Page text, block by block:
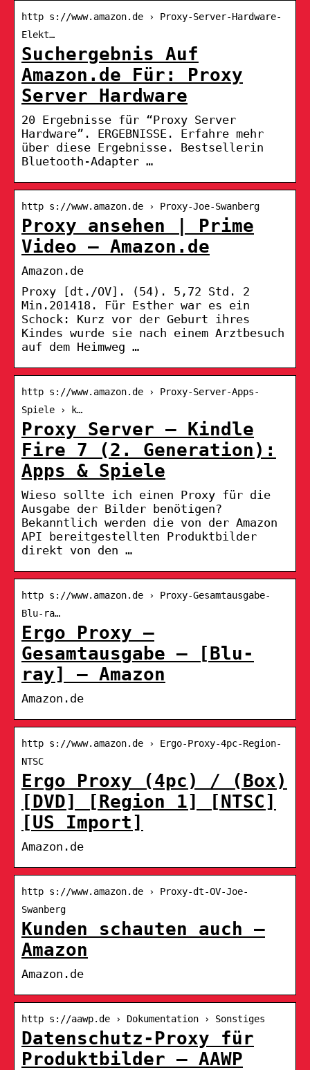
http s://www.amazon.de › Proxy-Server-Hardware-
Elekt…
Suchergebnis Auf
Amazon.de Für: Proxy
Server Hardware
20 Ergebnisse für “Proxy Server
Hardware”. ERGEBNISSE. Erfahre mehr
über diese Ergebnisse. Bestsellerin
Bluetooth-Adapter …
http s://www.amazon.de › Proxy-Joe-Swanberg
Proxy ansehen | Prime
Video – Amazon.de
Amazon.de
Proxy [dt./OV]. (54). 5,72 Std. 2
Min.201418. Für Esther war es ein
Schock: Kurz vor der Geburt ihres
Kindes wurde sie nach einem Arztbesuch
auf dem Heimweg …
http s://www.amazon.de › Proxy-Server-Apps-
Spiele › k…
Proxy Server – Kindle
Fire 7 (2. Generation):
Apps & Spiele
Wieso sollte ich einen Proxy für die
Ausgabe der Bilder benötigen?
Bekanntlich werden die von der Amazon
API bereitgestellten Produktbilder
direkt von den …
http s://www.amazon.de › Proxy-Gesamtausgabe-
Blu-ra…
Ergo Proxy –
Gesamtausgabe – [Blu-
ray] – Amazon
Amazon.de
http s://www.amazon.de › Ergo-Proxy-4pc-Region-
NTSC
Ergo Proxy (4pc) / (Box)
[DVD] [Region 1] [NTSC]
[US Import]
Amazon.de
http s://www.amazon.de › Proxy-dt-OV-Joe-
Swanberg
Kunden schauten auch –
Amazon
Amazon.de
http s://aawp.de › Dokumentation › Sonstiges
Datenschutz-Proxy für
Produktbilder – AAWP